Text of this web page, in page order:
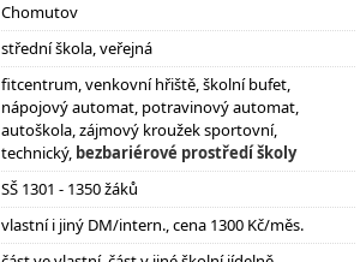
Chomutov
střední škola, veřejná
fitcentrum, venkovní hřiště, školní bufet,
nápojový automat, potravinový automat,
autoškola, zájmový kroužek sportovní,
technický, bezbariérové prostředí školy
SŠ 1301 - 1350 žáků
vlastní i jiný DM/intern., cena 1300 Kč/měs.